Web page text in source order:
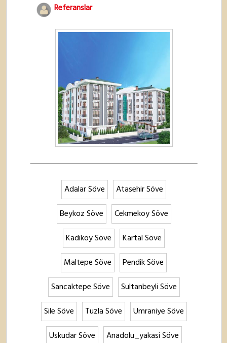
Referanslar
Adalar Söve
Atasehir Söve
Beykoz Söve
Cekmekoy Söve
Kadikoy Söve
Kartal Söve
Maltepe Söve
Pendik Söve
Sancaktepe Söve
Sultanbeyli Söve
Sile Söve
Tuzla Söve
Umraniye Söve
Uskudar Söve
Anadolu_yakasi Söve